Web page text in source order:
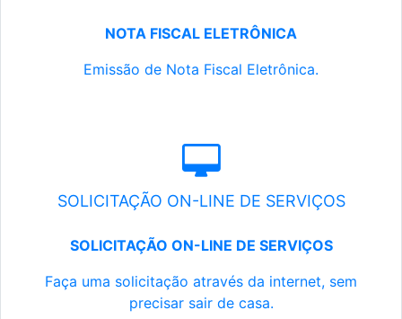
NOTA FISCAL ELETRÔNICA
Emissão de Nota Fiscal Eletrônica.
SOLICITAÇÃO ON-LINE DE SERVIÇOS
SOLICITAÇÃO ON-LINE DE SERVIÇOS
Faça uma solicitação através da internet, sem
precisar sair de casa.